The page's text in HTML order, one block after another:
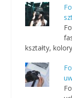
kształty,